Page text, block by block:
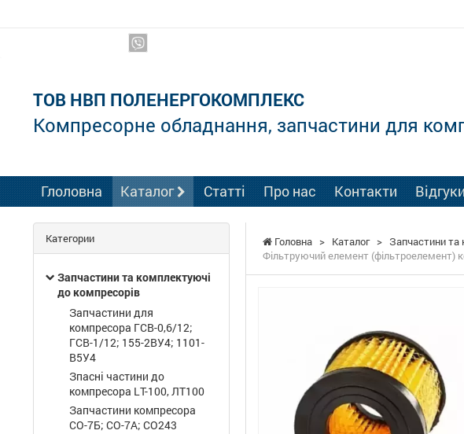
ТОВ НВП ПОЛЕНЕРГОКОМПЛЕКС
Компресорне обладнання, запчастини для
Глоловна Каталог Статті Про нас Контакти Відгуки
Головна > Каталог > Запчастини та
Фільтруючий елемент (фільтроелемент)
Категории
Запчастини та комплектуючі
до компресорів
Запчастини для
компресора ГСВ-0,6/12;
ГСВ-1/12; 155-2ВУ4; 1101-
В5У4
Зпасні частини до
компресора LТ-100, ЛТ100
Запчастини компресора
СО-7Б; СО-7А; СО243